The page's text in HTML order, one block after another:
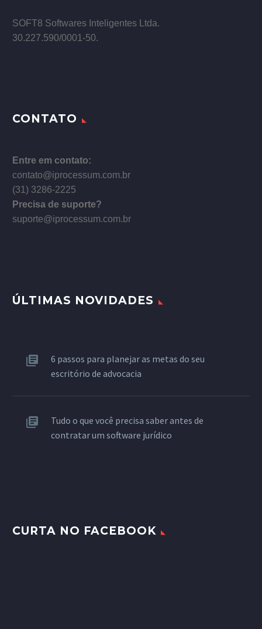
SOFT8 Softwares Inteligentes Ltda.
30.227.590/0001­-50.
CONTATO
Entre em contato:
contato@iprocessum.com.br
(31) 3286-2225
Precisa de suporte?
suporte@iprocessum.com.br
ÚLTIMAS NOVIDADES
6 passos para planejar as metas do seu
escritório de advocacia
Tudo o que você precisa saber antes de
contratar um software jurídico
CURTA NO FACEBOOK